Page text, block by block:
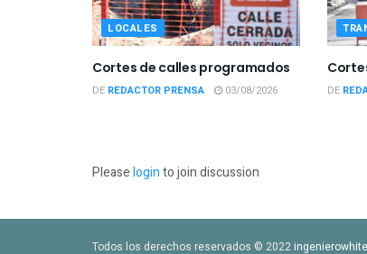
LOCALES
Cortes de calles programados
DE REDACTOR PRENSA 03/08/2026 DE
Pleaseloginto join discussion
Todos los derechos reservados © 2022